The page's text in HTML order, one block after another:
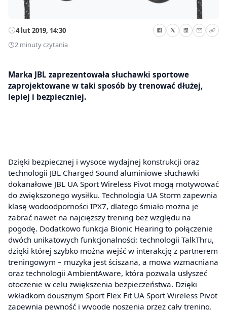
4 lut 2019, 14:30
2 minuty czytania
Marka JBL zaprezentowała słuchawki sportowe
zaprojektowane w taki sposób by trenować dłużej,
lepiej i bezpieczniej.
Dzięki bezpiecznej i wysoce wydajnej konstrukcji oraz
technologii JBL Charged Sound aluminiowe słuchawki
dokanałowe JBL UA Sport Wireless Pivot mogą motywować
do zwiększonego wysiłku. Technologia UA Storm zapewnia
klasę wodoodporności IPX7, dlatego śmiało można je
zabrać nawet na najcięższy trening bez względu na
pogodę. Dodatkowo funkcja Bionic Hearing to połączenie
dwóch unikatowych funkcjonalności: technologii TalkThru,
dzięki której szybko można wejść w interakcję z partnerem
treningowym – muzyka jest ściszana, a mowa wzmacniana
oraz technologii AmbientAware, która pozwala usłyszeć
otoczenie w celu zwiększenia bezpieczeństwa. Dzięki
wkładkom dousznym Sport Flex Fit UA Sport Wireless Pivot
zapewnia pewność i wygodę noszenia przez cały trening.